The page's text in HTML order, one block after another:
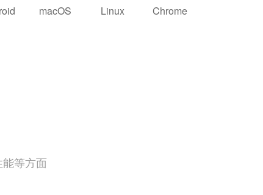
macOS Linux Chrome
等方面